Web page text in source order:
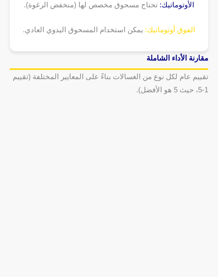
الأوتوماتيك: تحتاج مسحوق مخصص لها (منخفض الرغوة).
الفوق أوتوماتيك: يمكن استخدام المسحوق اليدوي العادي.
مقارنة الأداء الشاملة
تقييم عام لكل نوع من الغسالات بناءً على المعايير المختلفة (تقييم
1-5، حيث 5 هو الأفضل).